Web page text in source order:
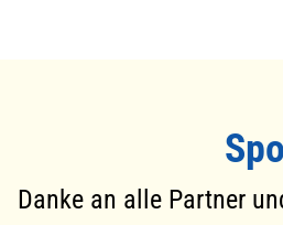
Danke an alle Partner